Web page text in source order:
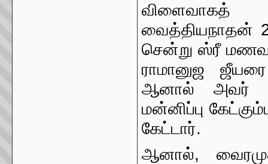
விளைவாகத்
வைத்தியநாதன்
சென்று ஸ்ரீ
ராமானுஜ
ஆனால் அவர்
மன்னிப்பு
கேட்டார்.
ஆனால்,